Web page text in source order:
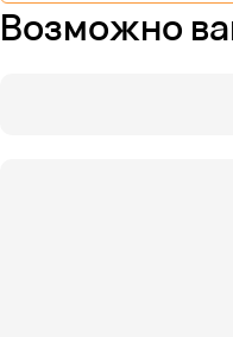
Возможно